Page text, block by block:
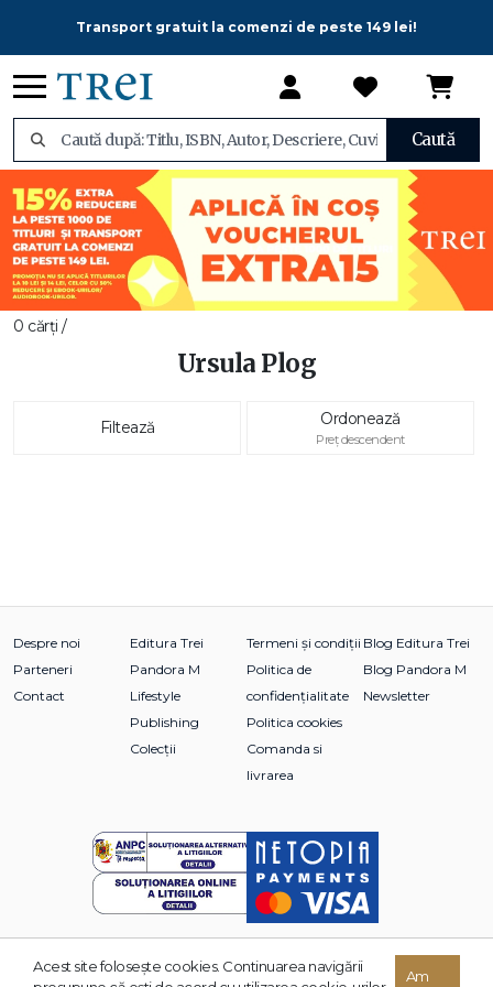
Transport gratuit la comenzi de peste 149 lei!
Caută
0 cărți /
Ursula Plog
Filtează Ordonează
Preț descendent
Despre noi
Parteneri
Contact
Editura Trei
Pandora M
Lifestyle
Publishing
Colecții
Termeni și condiții
Politica de
confidențialitate
Politica cookies
Comanda si
livrarea
Blog Editura Trei
Blog Pandora M
Newsletter
© 2026 Grupul Editorial TREI. Toate drepturile rezervate.
Acest site foloseşte cookies. Continuarea navigării
Am